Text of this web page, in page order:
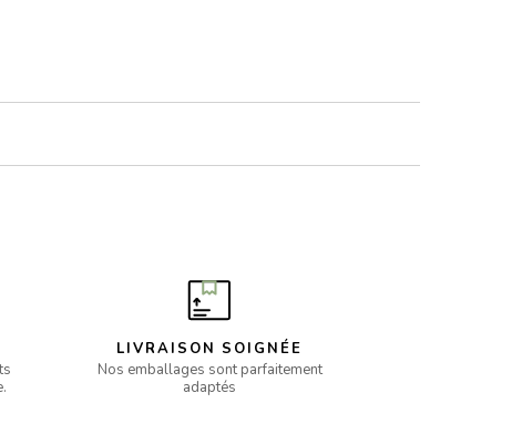
LIVRAISON SOIGNÉE
Nos emballages sont parfaitement
adaptés